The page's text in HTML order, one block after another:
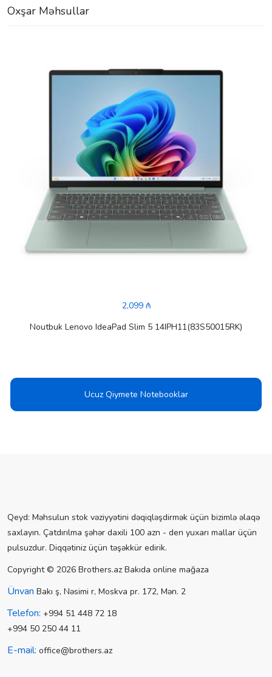
Oxşar Məhsullar
2,099 ₼
Noutbuk Lenovo IdeaPad Slim 5 14IPH11(83S50015RK)
Ucuz Qiymete Notebooklar
Qeyd: Məhsulun stok vəziyyətini dəqiqləşdirmək üçün bizimlə əlaqə
saxlayın. Çatdırılma şəhər daxili 100 azn - den yuxarı mallar üçün
pulsuzdur. Diqqətiniz üçün təşəkkür edirik.
Copyright © 2026 Brothers.az Bakıda online mağaza
Ünvan Bakı ş, Nəsimi r, Moskva pr. 172, Mən. 2
Telefon: +994 51 448 72 18
+994 50 250 44 11
E-mail: office@brothers.az